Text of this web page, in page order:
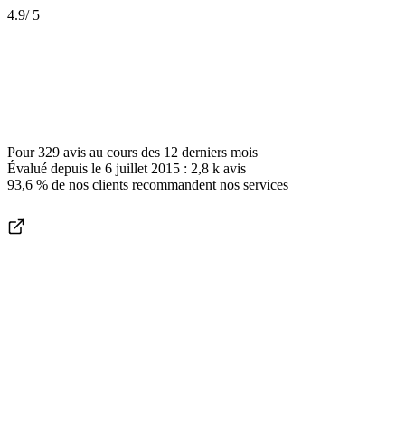
4.9/ 5
Pour329 avis au cours des 12 derniers mois
Évalué depuis le 6 juillet 2015 : 2,8 k avis
93,6 % de nos clients recommandent nos services